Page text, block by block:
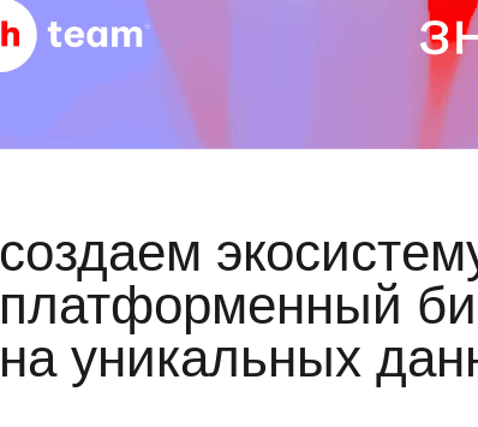
создаем
платформенный
на уникальных